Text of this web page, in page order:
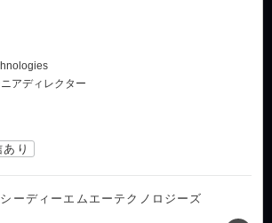
アディレクター
り
ーディーエムエーテクノロジーズ